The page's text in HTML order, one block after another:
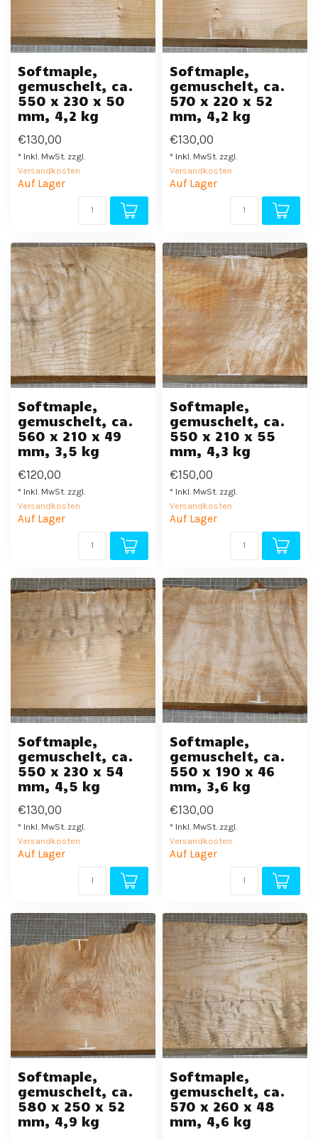
Softmaple,
gemuschelt, ca.
550 x 230 x 50
mm, 4,2 kg
€130,00
* Inkl. MwSt. zzgl.
Versandkosten
Auf Lager
Softmaple,
gemuschelt, ca.
570 x 220 x 52
mm, 4,2 kg
€130,00
* Inkl. MwSt. zzgl.
Versandkosten
Auf Lager
Softmaple,
gemuschelt, ca.
560 x 210 x 49
mm, 3,5 kg
€120,00
* Inkl. MwSt. zzgl.
Versandkosten
Auf Lager
Softmaple,
gemuschelt, ca.
550 x 210 x 55
mm, 4,3 kg
€150,00
* Inkl. MwSt. zzgl.
Versandkosten
Auf Lager
Softmaple,
gemuschelt, ca.
550 x 230 x 54
mm, 4,5 kg
€130,00
* Inkl. MwSt. zzgl.
Versandkosten
Auf Lager
Softmaple,
gemuschelt, ca.
550 x 190 x 46
mm, 3,6 kg
€130,00
* Inkl. MwSt. zzgl.
Versandkosten
Auf Lager
Softmaple,
gemuschelt, ca.
580 x 250 x 52
mm, 4,9 kg
Softmaple,
gemuschelt, ca.
570 x 260 x 48
mm, 4,6 kg